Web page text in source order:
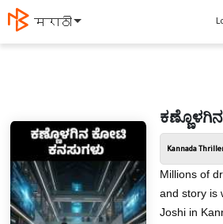
मराठी
Kannada
Millions of
and story is
Joshi in